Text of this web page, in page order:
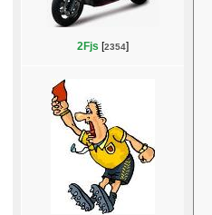
2Fjs [2354]